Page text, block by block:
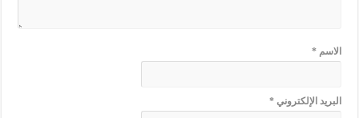
الاسم*
البريد الإلكتروني*